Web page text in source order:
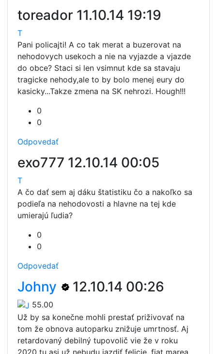
toreador 11.10.14 19:19
T
Pani policajti! A co tak merat a buzerovat na
nehodovych usekoch a nie na vyjazde a vjazde
do obce? Staci si len vsimnut kde sa stavaju
tragicke nehody,ale to by bolo menej eury do
kasicky...Takze zmena na SK nehrozi. Hough!!!
0
0
Odpovedať
exo777 12.10.14 00:05
T
A čo dať sem aj dáku štatistiku čo a nakoľko sa
podieľa na nehodovosti a hlavne na tej kde
umierajú ľudia?
0
0
Odpovedať
Johny 12.10.14 00:26
55.00
Už by sa konečne mohli prestať priživovať na
tom že obnova autoparku znižuje umrtnosť. Aj
retardovaný debilný tupovolič vie že v roku
2020 tu asi už nebudu jazdiť felicie, fiat marea